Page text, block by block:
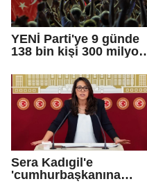
YENİ Parti'ye 9 günde
138 bin kişi 300 milyon
Sera Kadıgil'e
'cumhurbaşkanına